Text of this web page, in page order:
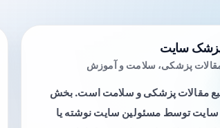
سایت
پزشکی، سلامت و آموزش
مقالات پزشکی و سلامت است. بخش
سایت توسط مسئولین سایت نوشته یا